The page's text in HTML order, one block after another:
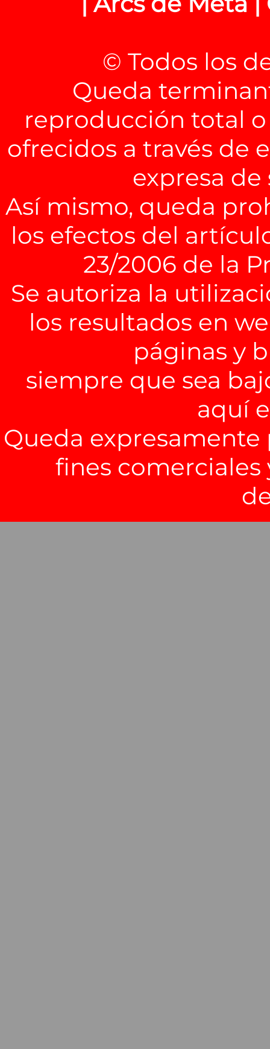
© Todos los
Queda
reproducción total
ofrecidos a través de
expresa
Así mismo, queda
los efectos del
23/2006 de la
Se autoriza la
los resultados en
páginas y
siempre que sea
aquí
Queda
fines comerciales